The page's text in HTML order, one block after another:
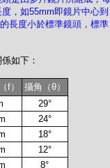
，如55mm即鏡片中心到
長度小於標準鏡頭，標準
如下：
f）
攝角（θ）
29°
24°
18°
12°
8°